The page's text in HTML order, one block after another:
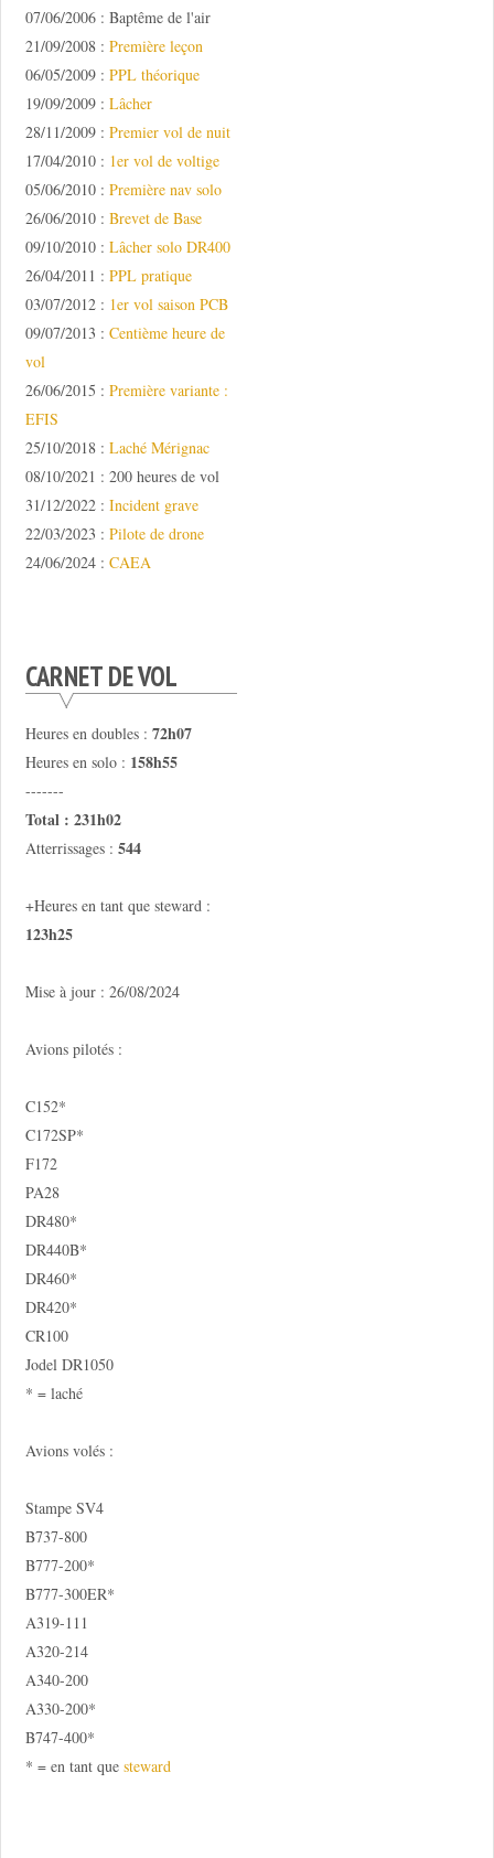
07/06/2006 : Baptême de l'air
21/09/2008 : Première leçon
06/05/2009 : PPL théorique
19/09/2009 : Lâcher
28/11/2009 : Premier vol de nuit
17/04/2010 : 1er vol de voltige
05/06/2010 : Première nav solo
26/06/2010 : Brevet de Base
09/10/2010 : Lâcher solo DR400
26/04/2011 : PPL pratique
03/07/2012 : 1er vol saison PCB
09/07/2013 : Centième heure de
vol
26/06/2015 : Première variante :
EFIS
25/10/2018 : Laché Mérignac
08/10/2021 : 200 heures de vol
31/12/2022 : Incident grave
22/03/2023 : Pilote de drone
24/06/2024 : CAEA
CARNET DE VOL
Heures en doubles : 72h07
Heures en solo : 158h55
-------
Total : 231h02
Atterrissages : 544
+Heures en tant que steward :
123h25
Mise à jour : 26/08/2024
Avions pilotés :
C152*
C172SP*
F172
PA28
DR480*
DR440B*
DR460*
DR420*
CR100
Jodel DR1050
* = laché
Avions volés :
Stampe SV4
B737-800
B777-200*
B777-300ER*
A319-111
A320-214
A340-200
A330-200*
B747-400*
* = en tant que steward